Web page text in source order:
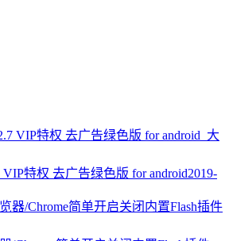
特权 去广告绿色版 for android2019-